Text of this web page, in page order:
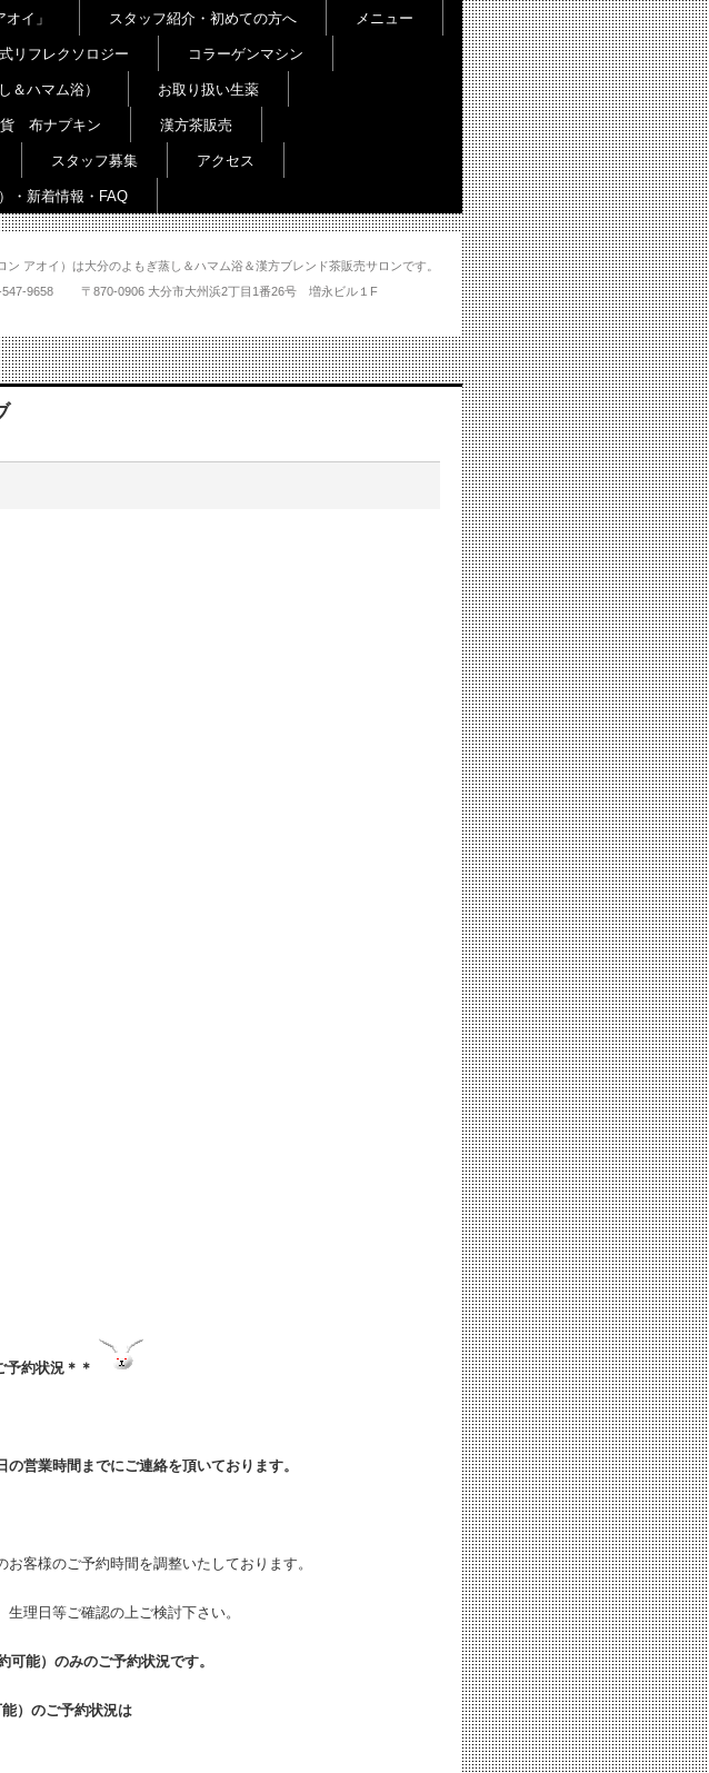
ン アオイ）は大分のよもぎ蒸し＆ハマム浴＆漢方ブレンド茶販売サロンです。
547-9658 〒870-0906 大分市大州浜2丁目1番26号 増永ビル１F
イ」 スタッフ紹介・初めての方へ メニュー
リフレクソロジー コラーゲンマシン
＆ハマム浴） お取り扱い生薬
布ナプキン 漢方茶販売
スタッフ募集 アクセス
・新着情報・FAQ
予約状況＊＊
の営業時間までにご連絡を頂いております。
客様のご予約時間を調整いたしております。
理日等ご確認の上ご検討下さい。
能）のみのご予約状況です。
）のご予約状況は